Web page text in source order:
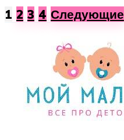
1 2 3 4 Следующие